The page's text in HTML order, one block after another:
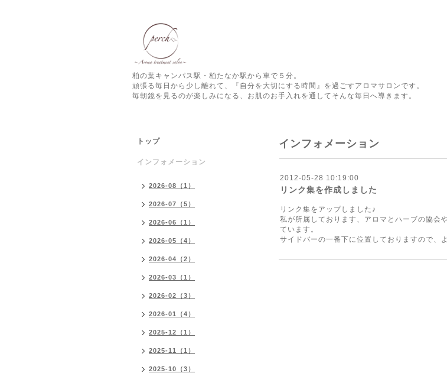
柏の葉キャンパス駅・柏たなか駅から車で５分。
頑張る毎日から少し離れて、『自分を大切にする時間』を過ごすアロマサロンです。
毎朝鏡を見るのが楽しみになる、お肌のお手入れを通してそんな毎日へ導きます。
インフォメーション
2012-05-28 10:19:00
リンク集を作成しました
リンク集をアップしました♪
私が所属しております、アロマとハーブの協会
ています。
サイドバーの一番下に位置しておりますので、
トップ
インフォメーション
2026-08（1）
2026-07（5）
2026-06（1）
2026-05（4）
2026-04（2）
2026-03（1）
2026-02（3）
2026-01（4）
2025-12（1）
2025-11（1）
2025-10（3）